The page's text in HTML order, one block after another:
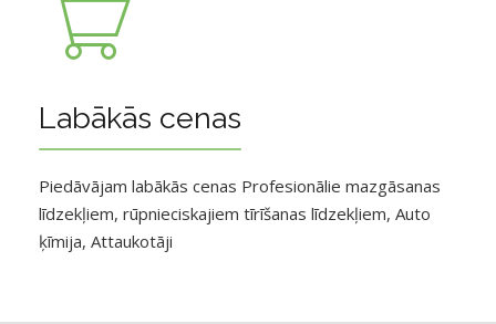
Labākās cenas
Piedāvājam labākās cenas Profesionālie mazgāsanas
līdzekļiem, rūpnieciskajiem tīrīšanas līdzekļiem, Auto
ķīmija, Attaukotāji